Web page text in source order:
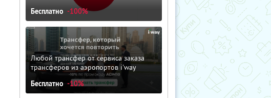
Бесплатно -100%
Любой трансфер от сервиса заказа
трансферов из аэропортов i'way
Бесплатно -10%